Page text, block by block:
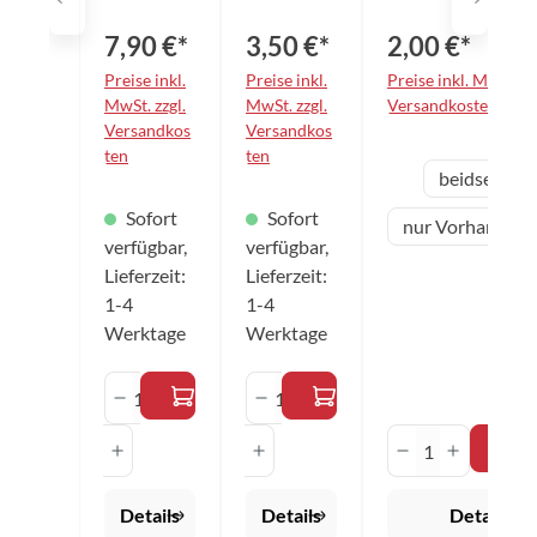
belägen
aller
Marken.
Der
wirksame
Reiniger
Haltbarkeit
und
Griffigkeit
der Beläge.
Mit dem
praktischen
lässt sich
die
Flüssigkeit
dosieren.
Anwendung
einsprühen,
7,90 €*
Preise inkl.
MwSt. zzgl.
Versandkos
ten
Sofort
verfügbar,
Lieferzeit:
1-4
Werktage
Produkt Anzahl: Gib den
Details
3,50 €*
Preise inkl.
MwSt. zzgl.
Versandkos
ten
Sofort
verfügbar,
Lieferzeit:
1-4
Werktage
Produkt Anzahl: Gib
Details
2,00 €*
Preise inkl. MwSt.
Versandkosten
Variante
beidseitig
nur Vorhand-
Produkt
Details